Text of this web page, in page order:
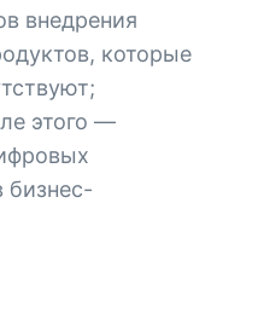
внедрения
которые
этого —
бизнес-